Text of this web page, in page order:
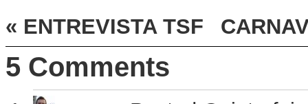
« ENTREVISTA TSF
5 Comments